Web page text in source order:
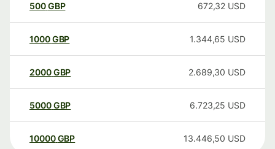
500GBP 672,32 USD
1000GBP 1.344,65 USD
2000GBP 2.689,30 USD
5000GBP 6.723,25 USD
10000 GBP 13.446,50 USD